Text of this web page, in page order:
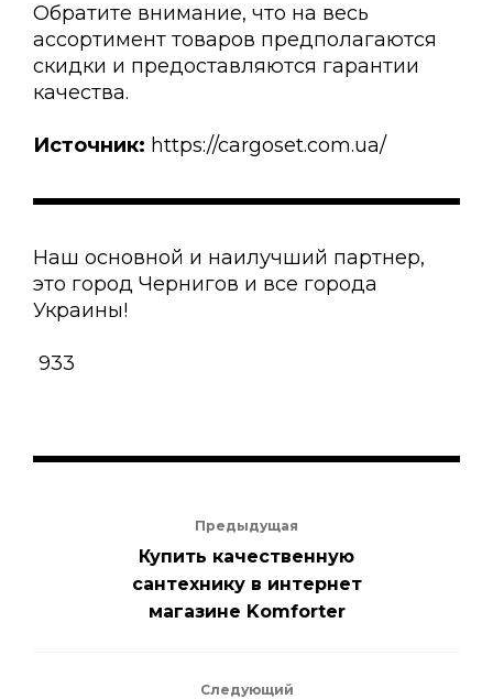
Обратите внимание, что на весь
ассортимент товаров предполагаются
скидки и предоставляются гарантии
качества.
Источник: https://cargoset.com.ua/
Наш основной и наилучший партнер,
это город Чернигов и все города
Украины!
933
Предыдущая
Купить качественную
сантехнику в интернет
магазине Komforter
Следующий